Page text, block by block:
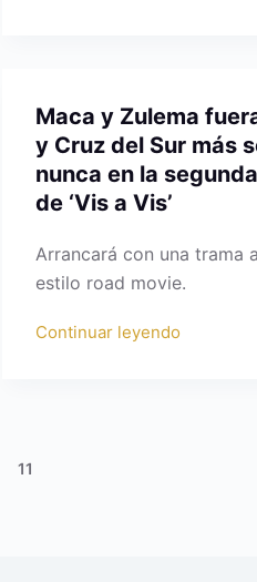
Maca y Zulema
y Cruz del Sur más
nunca en la
de ‘Vis a Vis’
Arrancará con una trama
estilo road movie.
Continuar leyendo
11